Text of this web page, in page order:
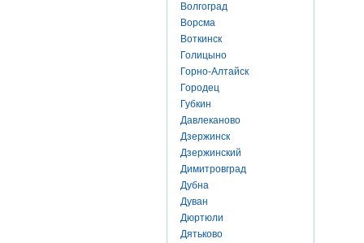
Волгоград
Ворсма
Воткинск
Голицыно
Горно-Алтайск
Городец
Губкин
Давлеканово
Дзержинск
Дзержинский
Димитровград
Дубна
Дуван
Дюртюли
Дятьково